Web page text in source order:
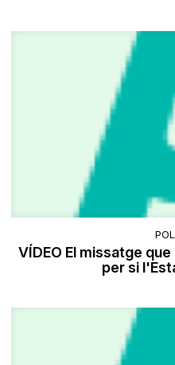
VÍDEO El missatge
per si